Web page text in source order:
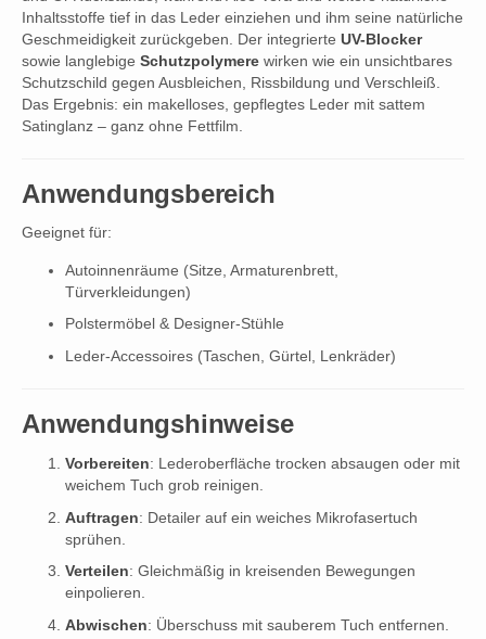
Inhaltsstoffe tief in das Leder einziehen und ihm seine natürliche
Geschmeidigkeit zurückgeben. Der integrierte UV-Blocker
sowie langlebige Schutzpolymere wirken wie ein unsichtbares
Schutzschild gegen Ausbleichen, Rissbildung und Verschleiß.
Das Ergebnis: ein makelloses, gepflegtes Leder mit sattem
Satinglanz – ganz ohne Fettfilm.
Anwendungsbereich
Geeignet für:
Autoinnenräume (Sitze, Armaturenbrett,
Türverkleidungen)
Polstermöbel & Designer-Stühle
Leder-Accessoires (Taschen, Gürtel, Lenkräder)
Anwendungshinweise
Vorbereiten: Lederoberfläche trocken absaugen oder mit
weichem Tuch grob reinigen.
Auftragen: Detailer auf ein weiches Mikrofasertuch
sprühen.
Verteilen: Gleichmäßig in kreisenden Bewegungen
einpolieren.
Abwischen: Überschuss mit sauberem Tuch entfernen.